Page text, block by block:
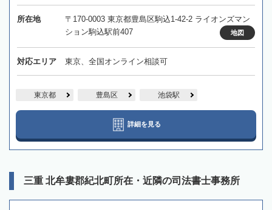
所在地
〒170-0003 東京都豊島区駒込1-42-2 ライオンズマン
ション駒込駅前407
地図
対応エリア 東京、全国オンライン相談可
東京都 豊島区 池袋駅
詳細を見る
三重 北牟婁郡紀北町所在・近隣の司法書士事務所